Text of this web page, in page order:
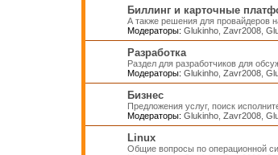
Биллинг и карточные
А также решения для провайдеров
Модераторы: Glukinho, Zavr2008,
Разработка
Раздел для разработчиков для
Модераторы: Glukinho, Zavr2008,
Бизнес
Предложения услуг, поиск
Модераторы: Glukinho, Zavr2008,
Linux
Общие вопросы по операционной